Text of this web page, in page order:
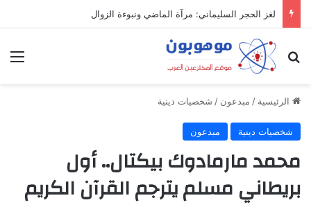
بحث عن
الرئيسية / مبدعون / شخصيات دينية
شخصيات دينية مبدعون
محمد مارمادوك بيكتال.. أول
بريطاني مسلم يترجم القرآن الكريم